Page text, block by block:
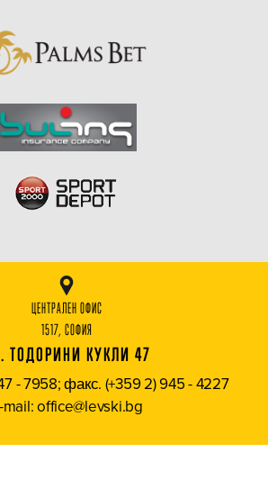
ЦЕНТРАЛЕН ОФИС
1517, СОФИЯ
ТОДОРИНИ КУКЛИ 47
- 7958; факс. (+359 2) 945 - 4227
office@levski.bg